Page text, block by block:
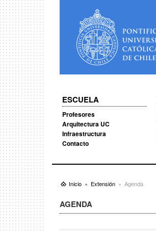
ESCUELA
Profesores
Arquitectura UC
Infraestructura
Contacto
Inicio Extensión Agenda
AGENDA